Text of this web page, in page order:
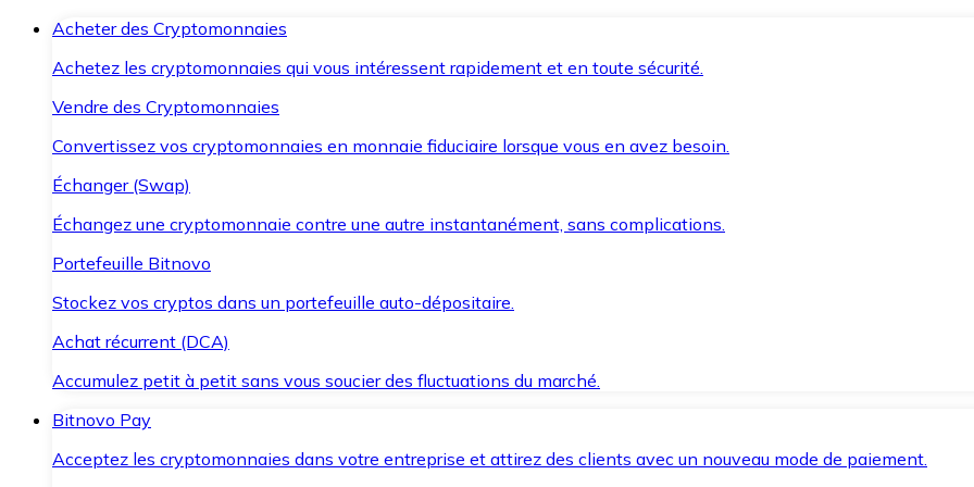
Acheter des Cryptomonnaies
Achetez les cryptomonnaies qui vous intéressent rapidement et en toute sécurité.
Vendre des Cryptomonnaies
Convertissez vos cryptomonnaies en monnaie fiduciaire lorsque vous en avez besoin.
Échanger (Swap)
Échangez une cryptomonnaie contre une autre instantanément, sans complications.
Portefeuille Bitnovo
Stockez vos cryptos dans un portefeuille auto-dépositaire.
Achat récurrent (DCA)
Accumulez petit à petit sans vous soucier des fluctuations du marché.
Bitnovo Pay
Acceptez les cryptomonnaies dans votre entreprise et attirez des clients avec un nouveau mode de paiement.